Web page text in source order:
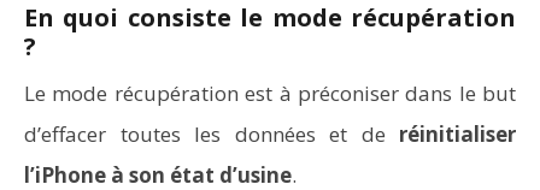
En quoi consiste le mode récupération
?
Le mode récupération est à préconiser dans le but
d’effacer toutes les données et de réinitialiser
l’iPhone à son état d’usine.